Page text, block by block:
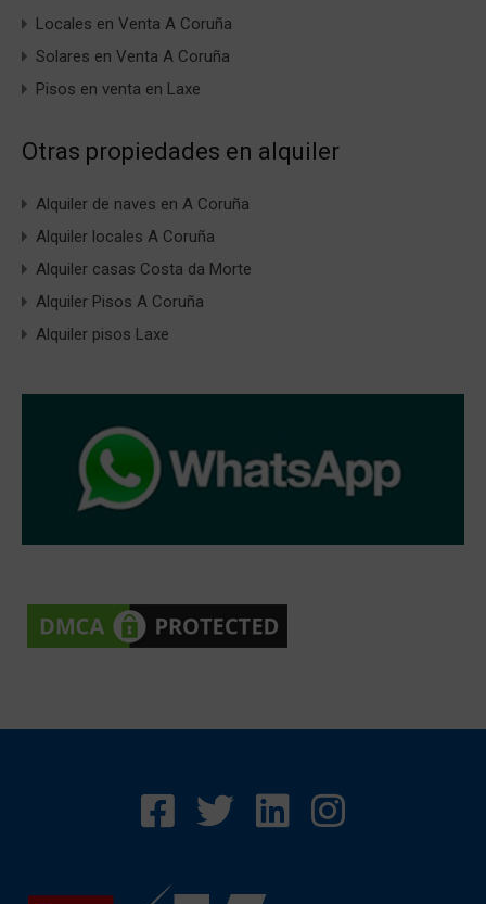
Locales en Venta A Coruña
Solares en Venta A Coruña
Pisos en venta en Laxe
Otras propiedades en alquiler
Alquiler de naves en A Coruña
Alquiler locales A Coruña
Alquiler casas Costa da Morte
Alquiler Pisos A Coruña
Alquiler pisos Laxe